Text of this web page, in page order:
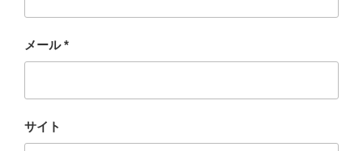
メール*
サイト